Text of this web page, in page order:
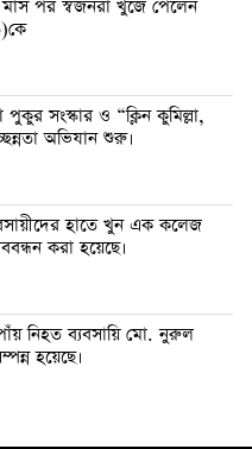
পর স্বজনরা খুঁজে পেলেন
পুকুর সংস্কার ও “ক্লিন কুমিল্লা,
অভিযান শুরু।
হাতে খুন এক কলেজ
করা হয়েছে।
নিহত ব্যবসায়ি মো. নুরুল
হয়েছে।